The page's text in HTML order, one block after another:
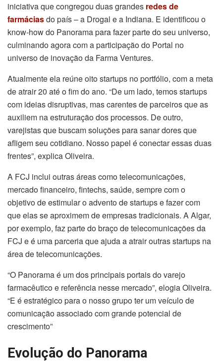
iniciativa que congregou duas grandes redes de
farmáciasdo país – a Drogal e a Indiana. E identificou o
know-how do Panorama para fazer parte do seu universo,
culminando agora com a participação do Portal no
universo de inovação da Farma Ventures.
Atualmente ela reúne oito startups no portfólio, com a meta
de atrair 20 até o fim do ano. “De um lado, temos startups
com ideias disruptivas, mas carentes de parceiros que as
auxiliem na estruturação dos processos. De outro,
varejistas que buscam soluções para sanar dores que
afligem seu cotidiano. Nosso papel é conectar essas duas
frentes”, explica Oliveira.
A FCJ inclui outras áreas como telecomunicações,
mercado financeiro, fintechs, saúde, sempre com o
objetivo de estimular o advento de startups e fazer com
que elas se aproximem de empresas tradicionais. A Algar,
por exemplo, faz parte do braço de telecomunicações da
FCJ e é uma parceria que ajuda a atrair outras startups na
área de telecomunicações.
“O Panorama é um dos principais portais do varejo
farmacêutico e referência nesse mercado”, elogia Oliveira.
“E é estratégico para o nosso grupo ter um veículo de
comunicação associado com grande potencial de
crescimento”
Evolução do Panorama